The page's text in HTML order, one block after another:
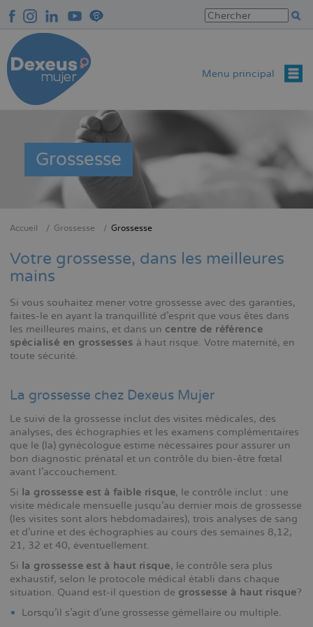
au
contenu
principal
Menu principal
Grossesse
d'Ariane
Accueil Grossesse Grossesse
Votre grossesse, dans les meilleures
mains
Si vous souhaitez mener votre grossesse avec des garanties,
faites-le en ayant la tranquillité d'esprit que vous êtes dans
les meilleures mains, et dans un centre de référence
spécialisé en grossesses à haut risque. Votre maternité, en
toute sécurité.
La grossesse chez Dexeus Mujer
Le suivi de la grossesse inclut des visites médicales, des
analyses, des échographies et les examens complémentaires
que le (la) gynécologue estime nécessaires pour assurer un
bon diagnostic prénatal et un contrôle du bien-être fœtal
avant l'accouchement.
Si la grossesse est à faible risque, le contrôle inclut : une
visite médicale mensuelle jusqu'au dernier mois de grossesse
(les visites sont alors hebdomadaires), trois analyses de sang
et d'urine et des échographies au cours des semaines 8,12,
21, 32 et 40, éventuellement.
Si la grossesse est à haut risque, le contrôle sera plus
exhaustif, selon le protocole médical établi dans chaque
situation. Quand est-il question de grossesse à haut risque?
Lorsqu'il s'agit d'une grossesse gémellaire ou multiple.